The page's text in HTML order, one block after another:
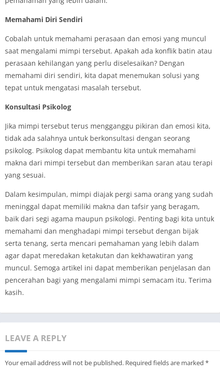
Memahami Diri Sendiri
Cobalah untuk memahami perasaan dan emosi yang muncul
saat mengalami mimpi tersebut. Apakah ada konflik batin atau
perasaan kehilangan yang perlu diselesaikan? Dengan
memahami diri sendiri, kita dapat menemukan solusi yang
tepat untuk mengatasi masalah tersebut.
Konsultasi Psikolog
Jika mimpi tersebut terus mengganggu pikiran dan emosi kita,
tidak ada salahnya untuk berkonsultasi dengan seorang
psikolog. Psikolog dapat membantu kita untuk memahami
makna dari mimpi tersebut dan memberikan saran atau terapi
yang sesuai.
Dalam kesimpulan, mimpi diajak pergi sama orang yang sudah
meninggal dapat memiliki makna dan tafsir yang beragam,
baik dari segi agama maupun psikologi. Penting bagi kita untuk
memahami dan menghadapi mimpi tersebut dengan bijak
serta tenang, serta mencari pemahaman yang lebih dalam
agar dapat meredakan ketakutan dan kekhawatiran yang
muncul. Semoga artikel ini dapat memberikan penjelasan dan
pencerahan bagi yang mengalami mimpi semacam itu. Terima
kasih.
LEAVE A REPLY
Your email address will not be published. Required fields are marked *